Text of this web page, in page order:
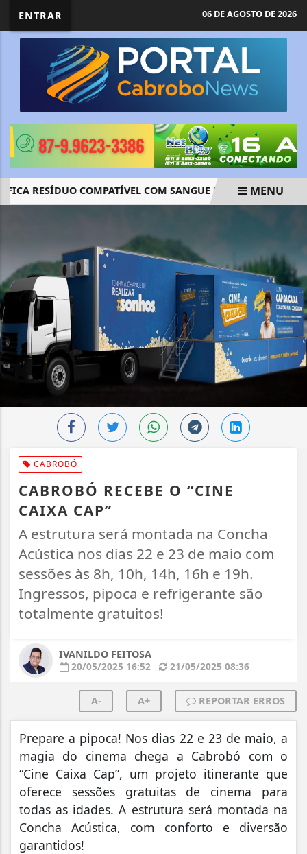
ENTRAR 06 DE AGOSTO DE 2026
RESÍDUO COMPATÍVEL COM SANGUE NO ANTIGO DOI-
MENU
CABROBÓ
CABROBÓ RECEBE O “CINE
CAIXA CAP”
A estrutura será montada na Concha
Acústica nos dias 22 e 23 de maio com
sessões às 8h, 10h, 14h, 16h e 19h.
Ingressos, pipoca e refrigerante são
totalmente gratuitos!
IVANILDO FEITOSA
20/05/2025 16:52
21/05/2025 08:36
A- A+ REPORTAR ERROS
Prepare a pipoca! Nos dias 22 e 23 de maio, a
magia do cinema chega a Cabrobó com o
“Cine Caixa Cap”, um projeto itinerante que
oferece sessões gratuitas de cinema para
todas as idades. A estrutura será montada na
Concha Acústica, com conforto e diversão
garantidos!